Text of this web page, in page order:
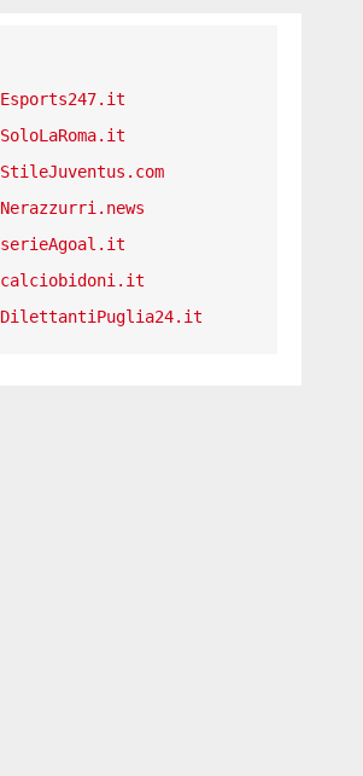
Esports247.it
SoloLaRoma.it
StileJuventus.com
Nerazzurri.news
serieAgoal.it
calciobidoni.it
DilettantiPuglia24.it